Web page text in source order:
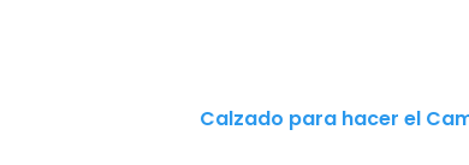
Calzado para hacer el